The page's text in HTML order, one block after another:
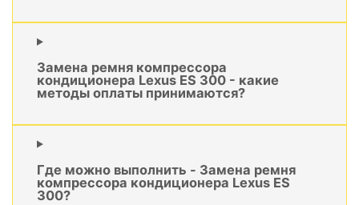
Замена ремня компрессора
кондиционера Lexus ES 300 - какие
методы оплаты принимаются?
Где можно выполнить - Замена ремня
компрессора кондиционера Lexus ES
300?